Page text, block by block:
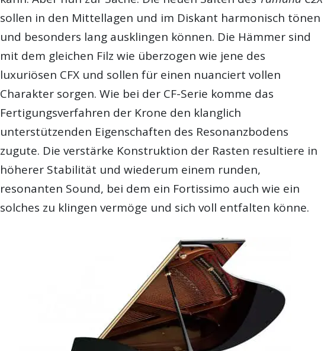
sollen in den Mittellagen und im Diskant harmonisch tönen
und besonders lang ausklingen können. Die Hämmer sind
mit dem gleichen Filz wie überzogen wie jene des
luxuriösen CFX und sollen für einen nuanciert vollen
Charakter sorgen. Wie bei der CF-Serie komme das
Fertigungsverfahren der Krone den klanglich
unterstützenden Eigenschaften des Resonanzbodens
zugute. Die verstärke Konstruktion der Rasten resultiere in
höherer Stabilität und wiederum einem runden,
resonanten Sound, bei dem ein Fortissimo auch wie ein
solches zu klingen vermöge und sich voll entfalten könne.